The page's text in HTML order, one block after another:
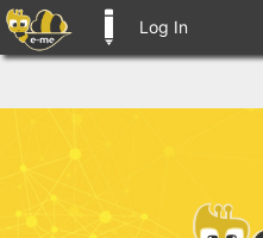
Log In